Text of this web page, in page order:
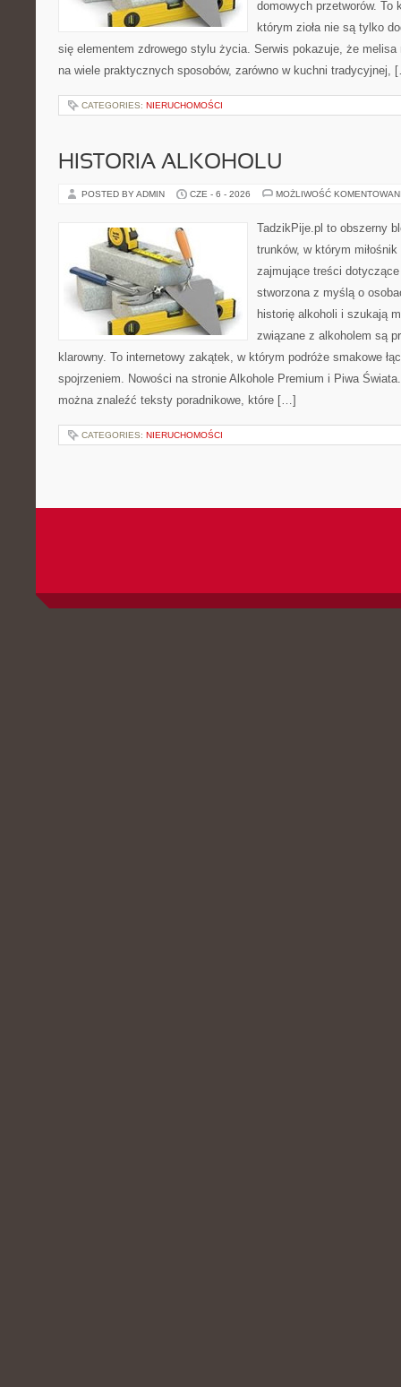
domowych przetworów. To
którym zioła nie są tylko
się elementem zdrowego stylu życia. Serwis pokazuje, że
na wiele praktycznych sposobów, zarówno w kuchni tradycyjnej,
CATEGORIES: NIERUCHOMOŚCI
HISTORIA ALKOHOLU
POSTED BY ADMIN CZE - 6 - 2026 MOŻLIWOŚĆ
TadzikPije.pl to obszerny
trunków, w którym
zajmujące treści
stworzona z myślą o
historię alkoholi i szukają
związane z alkoholem są
klarowny. To internetowy zakątek, w którym podróże smakowe
spojrzeniem. Nowości na stronie Alkohole Premium i Piwa
można znaleźć teksty poradnikowe, które […]
CATEGORIES: NIERUCHOMOŚCI